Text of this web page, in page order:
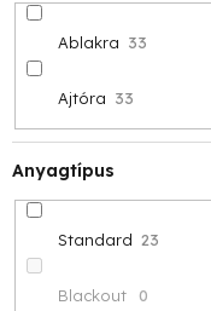
Ablakra 33
Ajtóra 33
Anyagtípus
Standard 23
Blackout 0